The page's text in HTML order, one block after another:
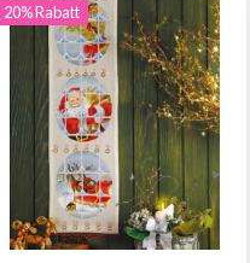
20% Rabatt